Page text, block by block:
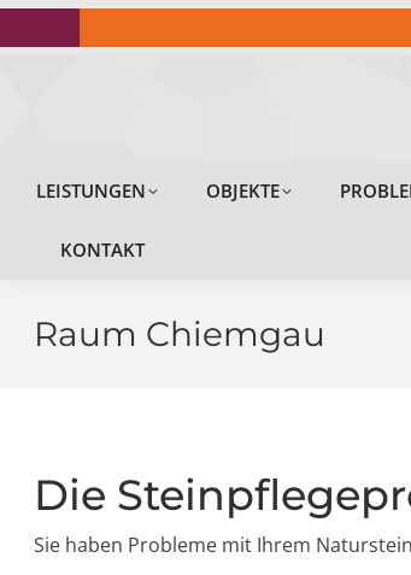
LEISTUNGEN OBJEKTE
KONTAKT
Raum Chiemgau
Die
Sie haben Probleme mit Ihrem